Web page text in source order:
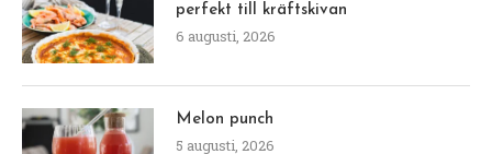
perfekt till kräftskivan
6 augusti, 2026
Melon punch
5 augusti, 2026